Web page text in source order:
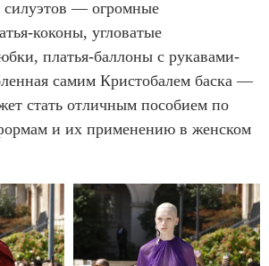
силуэтов — огромные
коконы, угловатые
платья-баллоны с рукавами-
самим Кристобалем баска —
стать отличным пособием по
и их применению в женском